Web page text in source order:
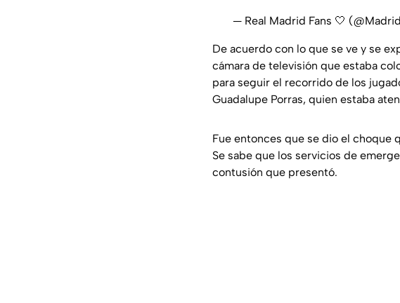
— Real Madrid Fans 🤍
De acuerdo con lo que se ve y se
cámara de televisión que estaba
para seguir el recorrido de los
Guadalupe Porras, quien estaba
Fue entonces que se dio el choque
Se sabe que los servicios de
contusión que presentó.